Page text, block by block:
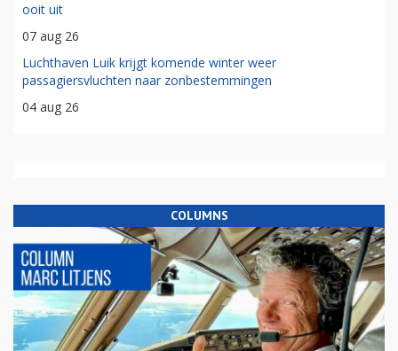
ooit uit
07 aug 26
Luchthaven Luik krijgt komende winter weer
passagiersvluchten naar zonbestemmingen
04 aug 26
COLUMNS